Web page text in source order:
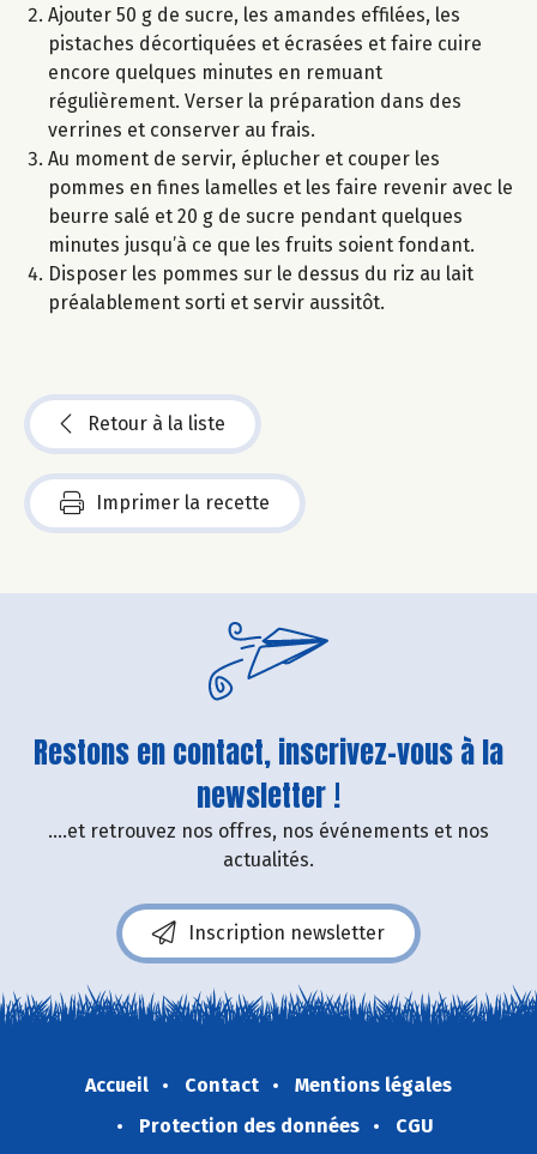
Ajouter 50 g de sucre, les amandes effilées, les
pistaches décortiquées et écrasées et faire cuire
encore quelques minutes en remuant
régulièrement. Verser la préparation dans des
verrines et conserver au frais.
Au moment de servir, éplucher et couper les
pommes en fines lamelles et les faire revenir avec le
beurre salé et 20 g de sucre pendant quelques
minutes jusqu’à ce que les fruits soient fondant.
Disposer les pommes sur le dessus du riz au lait
préalablement sorti et servir aussitôt.
Retour à la liste
Imprimer la recette
Restons en contact, inscrivez-vous à la
newsletter !
....et retrouvez nos offres, nos événements et nos
actualités.
Inscription newsletter
Accueil Contact
Mentions légales
Protection des données
CGU